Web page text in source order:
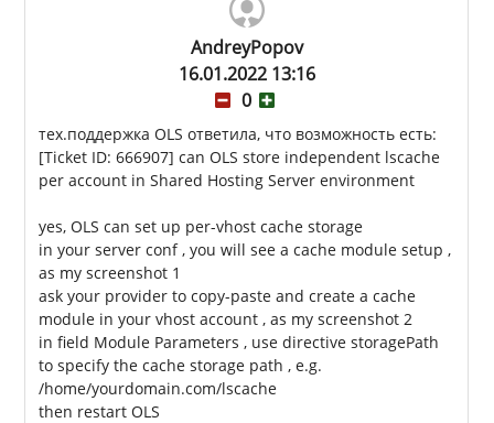
AndreyPopov
16.01.2022 13:16
0
тех.поддержка OLS ответила, что возможность есть:
[Ticket ID: 666907] can OLS store independent lscache
per account in Shared Hosting Server environment
yes, OLS can set up per-vhost cache storage
in your server conf , you will see a cache module setup ,
as my screenshot 1
ask your provider to copy-paste and create a cache
module in your vhost account , as my screenshot 2
in field Module Parameters , use directive storagePath
to specify the cache storage path , e.g.
/home/yourdomain.com/lscache
then restart OLS